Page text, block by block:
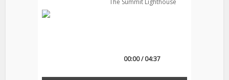
00:00 / 04:37